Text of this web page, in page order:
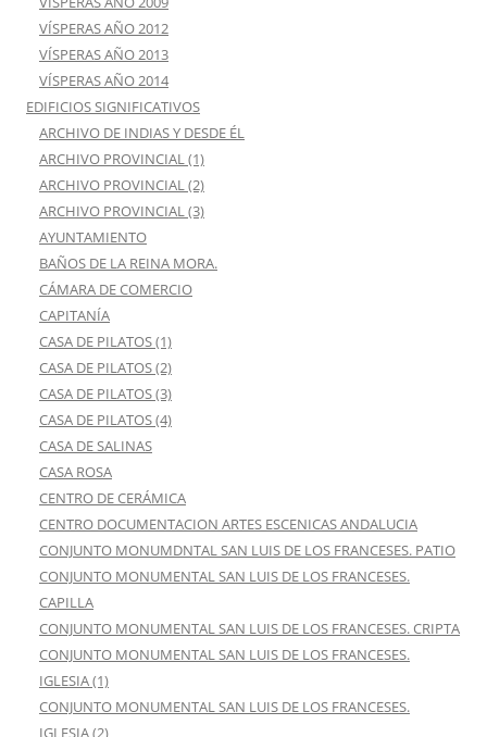
VÍSPERAS AÑO 2012
VÍSPERAS AÑO 2013
VÍSPERAS AÑO 2014
EDIFICIOS SIGNIFICATIVOS
ARCHIVO DE INDIAS Y DESDE ÉL
ARCHIVO PROVINCIAL (1)
ARCHIVO PROVINCIAL (2)
ARCHIVO PROVINCIAL (3)
AYUNTAMIENTO
BAÑOS DE LA REINA MORA.
CÁMARA DE COMERCIO
CAPITANÍA
CASA DE PILATOS (1)
CASA DE PILATOS (2)
CASA DE PILATOS (3)
CASA DE PILATOS (4)
CASA DE SALINAS
CASA ROSA
CENTRO DE CERÁMICA
CENTRO DOCUMENTACION ARTES ESCENICAS ANDALUCIA
CONJUNTO MONUMDNTAL SAN LUIS DE LOS FRANCESES. PATIO
CONJUNTO MONUMENTAL SAN LUIS DE LOS FRANCESES.
CAPILLA
CONJUNTO MONUMENTAL SAN LUIS DE LOS FRANCESES. CRIPTA
CONJUNTO MONUMENTAL SAN LUIS DE LOS FRANCESES.
IGLESIA (1)
CONJUNTO MONUMENTAL SAN LUIS DE LOS FRANCESES.
IGLESIA (2)